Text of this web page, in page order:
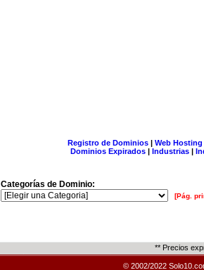
Registro de Dominios| Web Hosting
Dominios Expirados | Industrias |
Categorías de Dominio:
[Pág.
** Precios
© 2002/2022